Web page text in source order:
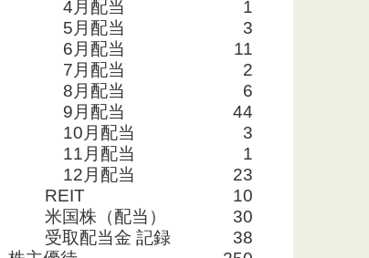
4月配当
1
5月配当
3
6月配当
11
7月配当
2
8月配当
6
9月配当
44
10月配当
3
11月配当
1
12月配当
23
REIT
10
米国株（配当）
30
受取配当金 記録
38